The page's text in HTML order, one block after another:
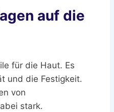
auf die
für die Haut. Es
und die Festigkeit.
von
stark.